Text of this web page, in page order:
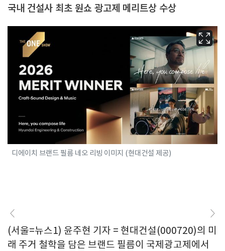
국내 건설사 최초 원쇼 광고제 메리트상 수상
디에이치 브랜드 필름 네오 리빙 이미지 (현대건설 제공)
(서울=뉴스1) 윤주현 기자 = 현대건설(000720)의 미
래 주거 철학을 담은 브랜드 필름이 국제광고제에서